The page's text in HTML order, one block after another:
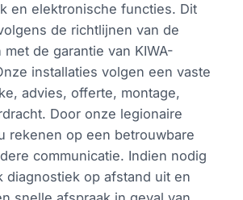
en elektronische functies. Dit
de richtlijnen van de
de garantie van KIWA-
installaties volgen een vaste
advies, offerte, montage,
Door onze legionaire
rekenen op een betrouwbare
communicatie. Indien nodig
diagnostiek op afstand uit en